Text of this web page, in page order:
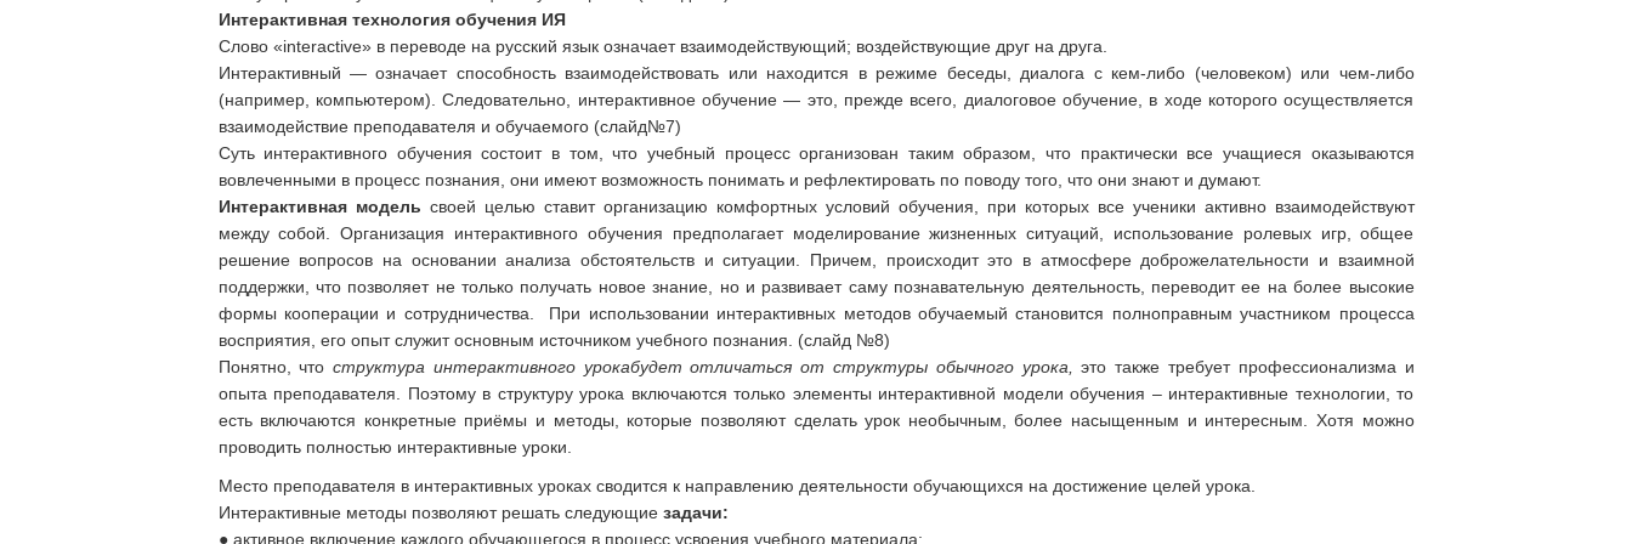
Интерактивная технология обучения ИЯ
Слово «interactive» в переводе на русский язык означает взаимодействующий; воздействующие друг на друга.
Интерактивный — означает способность взаимодействовать или находится в режиме беседы, диалога с кем-либо (человеком) или чем-либо
(например, компьютером). Следовательно, интерактивное обучение — это, прежде всего, диалоговое обучение, в ходе которого осуществляется
взаимодействие преподавателя и обучаемого (слайд№7)
Суть интерактивного обучения состоит в том, что учебный процесс организован таким образом, что практически все учащиеся оказываются
вовлеченными в процесс познания, они имеют возможность понимать и рефлектировать по поводу того, что они знают и думают.
Интерактивная модель своей целью ставит организацию комфортных условий обучения, при которых все ученики активно взаимодействуют
между собой. Организация интерактивного обучения предполагает моделирование жизненных ситуаций, использование ролевых игр, общее
решение вопросов на основании анализа обстоятельств и ситуации. Причем, происходит это в атмосфере доброжелательности и взаимной
поддержки, что позволяет не только получать новое знание, но и развивает саму познавательную деятельность, переводит ее на более высокие
формы кооперации и сотрудничества. При использовании интерактивных методов обучаемый становится полноправным участником процесса
восприятия, его опыт служит основным источником учебного познания. (слайд №8)
Понятно, чтоструктура интерактивного урокабудет отличаться от структуры обычного урока,
это также требует профессионализма и
опыта преподавателя. Поэтому в структуру урока включаются только элементы интерактивной модели обучения – интерактивные технологии, то
есть включаются конкретные приёмы и методы, которые позволяют сделать урок необычным, более насыщенным и интересным. Хотя можно
проводить полностью интерактивные уроки.
Место преподавателя в интерактивных уроках сводится к направлению деятельности обучающихся на достижение целей урока.
Интерактивные методы позволяют решать следующие задачи:
● активное включение каждого обучающегося в процесс усвоения учебного материала;